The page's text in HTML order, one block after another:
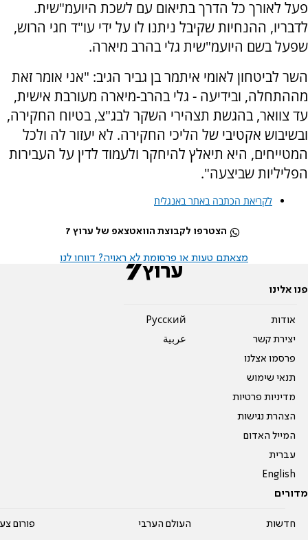
פעל לאורך כל הדרך בתיאום עם לשכת היועמ"שית.
לדבריו, ההנחיות שקיבל ניתנו לו על ידי עו"ד חגי הרוש,
שפעל בשם היועמ"שית גלי בהרב מיארה.
השר לביטחון לאומי איתמר בן גביר הגיב: "אני אומר זאת
מההתחלה, ובידיעה - גלי בהרב-מיארה מעורבת אישית,
עד צוואר, בהגשת תצהירי השקר לבג"צ, בטיוח החקירה,
ובשיבוש אקטיבי של הליכי החקירה. לא יעזור לה ולכל
המטייחים, היא תיאלץ להיחקר ולעמוד לדין על העבירות
הפליליות שביצעה".
לקריאת הכתבה באתר באנגלית
הצטרפו לקבוצת הוואטצאפ של ערוץ 7
מצאתם טעות או פרסומת לא ראויה? דווחו לנו
פנו אלינו
אודות
יצירת קשר
פרסמו אצלנו
תנאי שימוש
מדיניות פרטיות
הצהרת נגישות
המייל האדום
עברית
English
Pусский
عربية
מדורים
חדשות
העולם הערבי
פורום